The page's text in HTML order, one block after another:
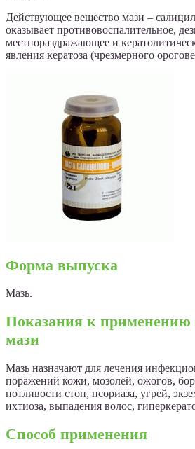
Действующее вещество мази –
оказывает противовоспалительное,
местнораздражающее и
явления кератоза (чрезмерного
Форма выпуска
Мазь.
Показания к применению
мази
Мазь назначают для лечения
поражений кожи, мозолей, ожогов,
потливости стоп, псориаза, угрей,
ихтиоза, выпадения волос,
Способ применения